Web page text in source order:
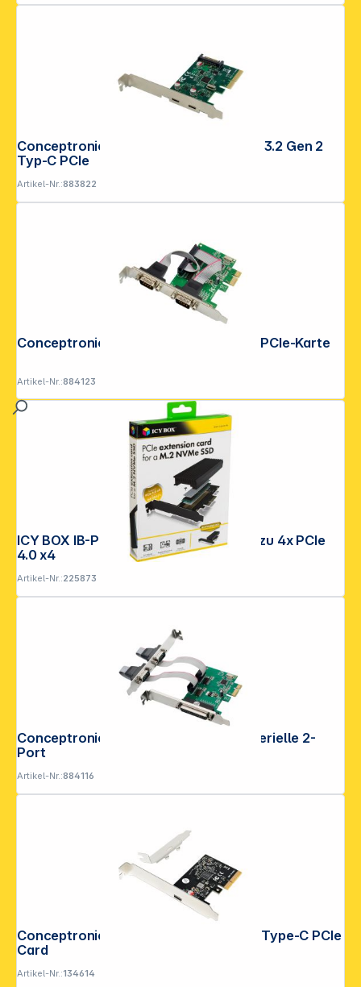
Conceptronic EMRICK07G 2-Port USB 3.2 Gen 2
Typ-C PCIe
Artikel-Nr.:883822
Conceptronic SRC01G Serielle 2-Port PCIe-Karte
Artikel-Nr.:884123
ICY BOX IB-PCI214M2-HSL 1x M2 PCIe zu 4x PCIe
4.0 x4
Artikel-Nr.:225873
Conceptronic SPC01G Paralleport & serielle 2-
Port
Artikel-Nr.:884116
Conceptronic 2-Port USB 3.2 Gen 2x2 Type-C PCIe
Card
Artikel-Nr.:134614